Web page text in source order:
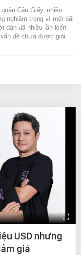
Cầu Giấy, nhiều
nghiêm trọng vì một bãi
dân đã nhiều lần kiến
đề chưa được giải
USD nhưng
giá